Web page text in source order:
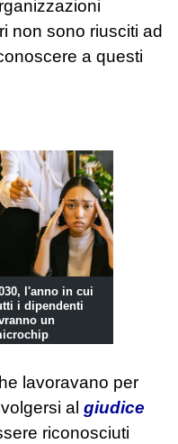
non sono riusciti ad
a questi
l'anno in cui
i dipendenti
un
lavoravano per
al giudice
riconosciuti